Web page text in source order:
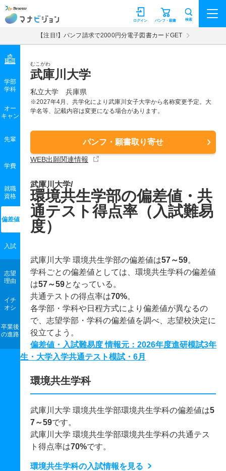
マナビジョン パンフ・願書
ログイン 検索
【注目!】パンフ請求で2000円分電子図書カードGET
むこがわ
武庫川大学
私立大学 兵庫県
※2027年4月、共学化により武庫川女子大学から名称変更予定。大
学名等、記載内容は変更になる場合があります。
パンフ・願書取り寄せ
WEB出願関連情報
学部
学科
オー
キャン
先輩
学費
就職
資格
偏差値
入試
志望
理由
イチ
オシ
卒業後
の進路
武庫川大学/
環境共生学部の偏差値・共
通テスト得点率（入試難易
度）
武庫川大学 環境共生学部の偏差値は57～59。
学科ごとの偏差値としては、環境共生学科の偏差値
は57～59となっている。
共通テストの得点率は70%。
各学部・学科や日程方式により偏差値が異なるの
で、志望学部・学科の偏差値を調べ、志望校決定に
役立てよう。
偏差値・入試難易度 情報元：2026年度進研模試3年
生・大学入学共通テスト模試・6月
環境共生学科
武庫川大学 環境共生学部環境共生学科の偏差値は5
7～59です。
武庫川大学 環境共生学部環境共生学科の共通テス
ト得点率は70%です。
環境共生学科の入試情報を見る